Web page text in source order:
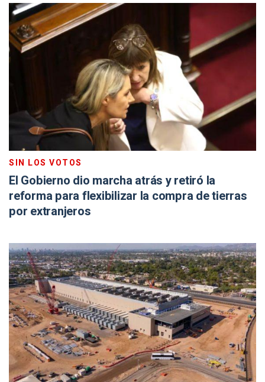
SIN LOS VOTOS
El Gobierno dio marcha atrás y retiró la
reforma para flexibilizar la compra de tierras
por extranjeros